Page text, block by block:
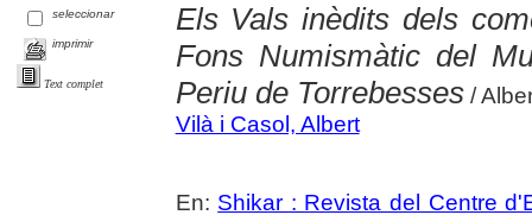
seleccionar
imprimir
Text complet
Els Vals inèdits dels
Fons Numismàtic del
Periu de Torrebesses/
Vilà i Casol, Albert
En: Shikar : Revista del Centre